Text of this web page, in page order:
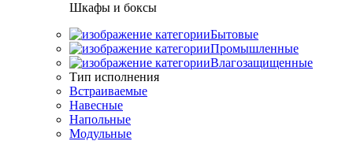
Шкафы и боксы
Бытовые
Промышленные
Влагозащищенные
Тип исполнения
Встраиваемые
Навесные
Напольные
Модульные